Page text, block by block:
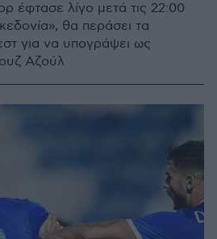
έφτασε λίγο μετά τις 22:00
θα περάσει τα
για να υπογράψει ως
Αζούλ